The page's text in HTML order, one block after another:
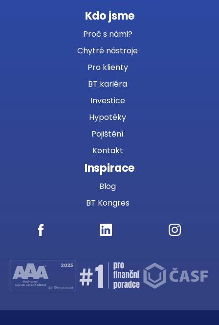
Kdo jsme
Proč s námi?
Chytré nástroje
Pro klienty
BT kariéra
Investice
Hypotéky
Pojištění
Kontakt
Inspirace
Blog
BT Kongres